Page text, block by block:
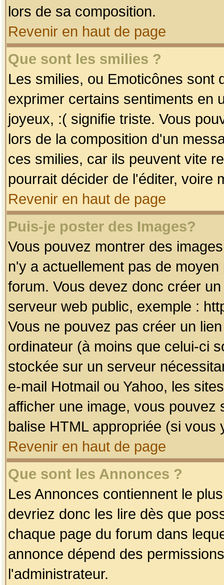
lors de sa composition.
Revenir en haut de page
Que sont les smilies ?
Les smilies, ou Emoticônes sont
exprimer certains sentiments en
joyeux, :( signifie triste. Vous
lors de la composition d'un
ces smilies, car ils peuvent vite
pourrait décider de l'éditer, voire
Revenir en haut de page
Puis-je poster des Images?
Vous pouvez montrer des
n'y a actuellement pas de
forum. Vous devez donc créer
serveur web public, exemple :
Vous ne pouvez pas créer un
ordinateur (à moins que celui-ci
stockée sur un serveur
e-mail Hotmail ou Yahoo, les
afficher une image, vous pouvez
balise HTML appropriée (si vous
Revenir en haut de page
Que sont les Annonces ?
Les Annonces contiennent le
devriez donc les lire dès que
chaque page du forum dans
annonce dépend des
l'administrateur.